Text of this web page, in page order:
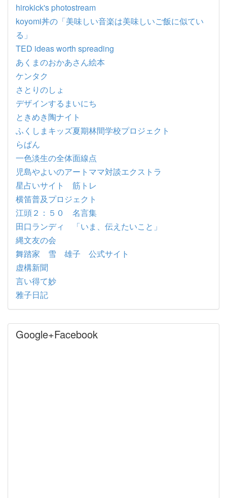
hirokick's photostream
koyomi丼の「美味しい音楽は美味しいご飯に似てい
る」
TED ideas worth spreading
あくまのおかあさん絵本
ケンタク
さとりのしょ
デザインするまいにち
ときめき陶ナイト
ふくしまキッズ夏期林間学校プロジェクト
らぱん
一色淡生の全体面線点
児島やよいのアートママ対談エクストラ
星占いサイト 筋トレ
横笛普及プロジェクト
江頭２：５０ 名言集
田口ランディ 「いま、伝えたいこと」
縄文友の会
舞踏家 雪 雄子 公式サイト
虚構新聞
言い得て妙
雅子日記
Google+Facebook